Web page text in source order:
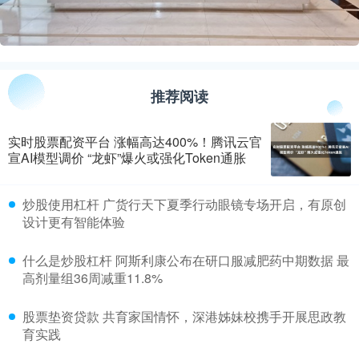
推荐阅读
实时股票配资平台 涨幅高达400%！腾讯云官
宣AI模型调价 “龙虾”爆火或强化Token通胀
​炒股使用杠杆 广货行天下夏季行动眼镜专场开启，有原创
设计更有智能体验
​什么是炒股杠杆 阿斯利康公布在研口服减肥药中期数据 最
高剂量组36周减重11.8%
​股票垫资贷款 共育家国情怀，深港姊妹校携手开展思政教
育实践